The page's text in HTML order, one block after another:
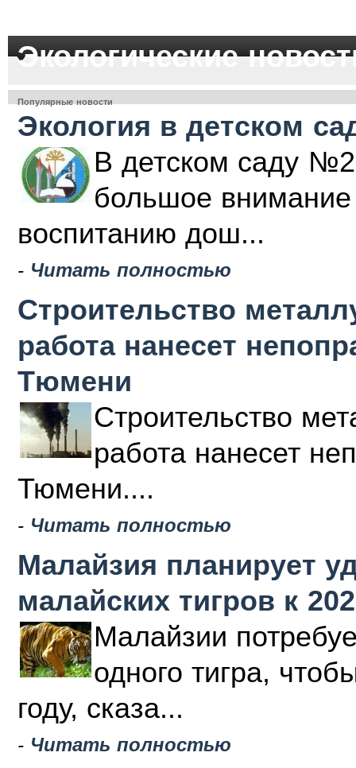
Экологические
Популярные новости
Экология в детском
В детском саду
большое внимание
воспитанию дош...
- Читать полностью
Строительство
работа нанесет
Тюмени
Строительство
работа нанесет
Тюмени....
- Читать полностью
Малайзия планирует
малайских тигров к
Малайзии
одного тигра,
году, сказа...
- Читать полностью